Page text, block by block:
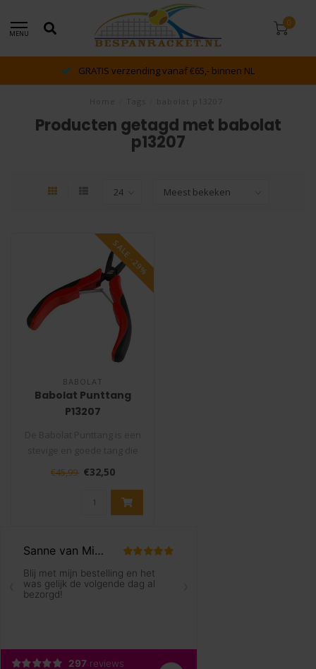
MENU
0
GRATIS verzending vanaf €65,- binnen NL
Producten getagd met babolat
p13207
SALE -29%
BABOLAT
Babolat Punttang
P13207
niet mag ontbreken in uw
€45,99 €32,50